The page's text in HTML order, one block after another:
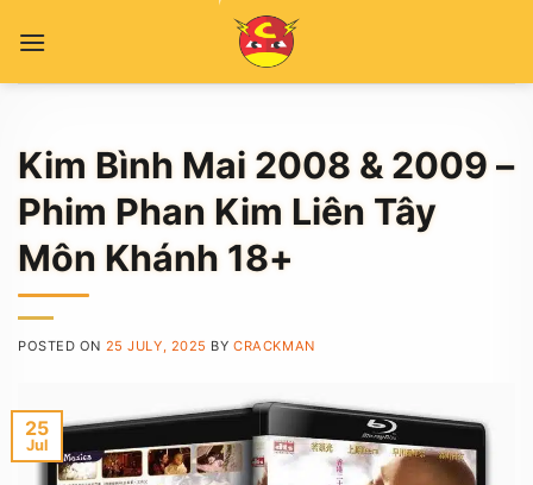
Kim Bình Mai 2008 & 2009 –
Phim Phan Kim Liên Tây
Môn Khánh 18+
POSTED ON 25 JULY, 2025 BYCRACKMAN
25
Jul